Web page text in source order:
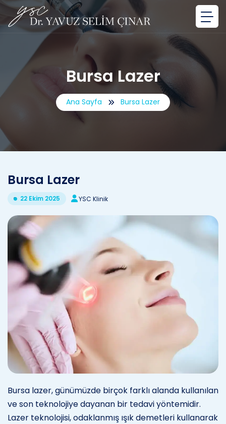
Bursa Lazer
Ana Sayfa Bursa Lazer
Bursa Lazer
22 Ekim 2025 YSC Klinik
Bursa lazer, günümüzde birçok farklı alanda kullanılan
ve son teknolojiye dayanan bir tedavi yöntemidir.
Lazer teknolojisi, odaklanmış ışık demetleri kullanarak